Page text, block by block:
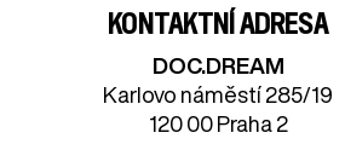
KONTAKTNÍ ADRESA
DOC.DREAM​
Karlovo náměstí 285/19
120 00 Praha 2